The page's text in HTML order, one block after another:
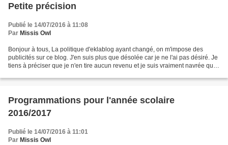
Petite précision
Publié le 14/07/2016 à 11:08
Par Missis Owl
Bonjour à tous, La politique d'eklablog ayant changé, on m'impose des
publicités sur ce blog. J'en suis plus que désolée car je ne l'ai pas désiré. Je
tiens à préciser que je n'en tire aucun revenu et je suis vraiment navrée que
Programmations pour l'année scolaire
2016/2017
Publié le 14/07/2016 à 11:01
Par Missis Owl